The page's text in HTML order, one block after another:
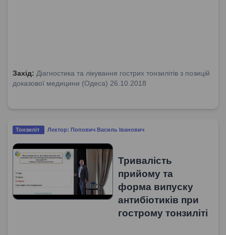
Захід: Діагностика та лікування гострих тонзилітів з позицій
доказової медицини (Одеса) 26.10.2018
Тонзиліт Лектор: Попович Василь Іванович
Тривалість
прийому та
форма випуску
антибіотиків при
гострому тонзиліті